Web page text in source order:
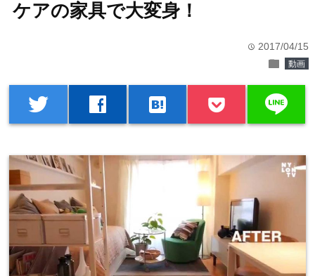
ケアの家具で大変身！
time 2017/04/15
folder 動画
twitter facebook hatenabookmark line